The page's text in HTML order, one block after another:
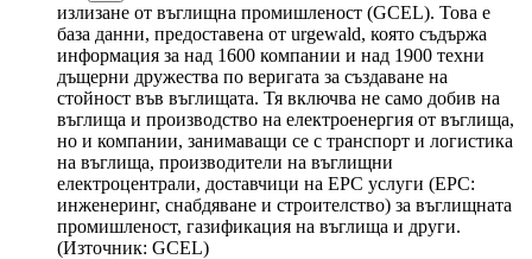
излизане от въглищна промишленост (GCEL). Това е
база данни, предоставена от urgewald, която съдържа
информация за над 1600 компании и над 1900 техни
дъщерни дружества по веригата за създаване на
стойност във въглищата. Тя включва не само добив на
въглища и производство на електроенергия от въглища,
но и компании, занимаващи се с транспорт и логистика
на въглища, производители на въглищни
електроцентрали, доставчици на EPC услуги (EPC:
инженеринг, снабдяване и строителство) за въглищната
промишленост, газификация на въглища и други.
(Източник: GCEL)